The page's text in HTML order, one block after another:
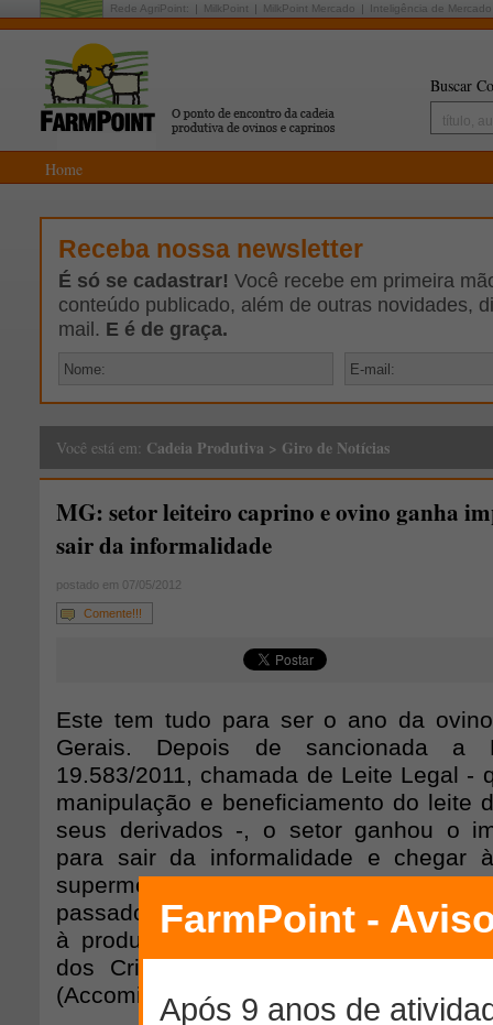
Rede AgriPoint: MilkPoint MilkPoint Mercado Inteligência de Mercado
Buscar
Home
Receba nossa newsletter
É só se cadastrar! Você recebe em primeira
conteúdo publicado, além de outras novidades,
mail. E é de graça.
Você está em: Cadeia Produtiva > Giro de Notícias
MG: setor leiteiro caprino e ovino ganha
sair da informalidade
postado em 07/05/2012
Comente!!!
Este tem tudo para ser o ano da
Gerais. Depois de sancionada a
19.583/2011, chamada de Leite Legal -
manipulação e beneficiamento do leite
seus derivados -, o setor ganhou o
para sair da informalidade e chegar
supermercados. Em vigor desde 17
passado, a nova lei deu início a um
à produção de leite de ovelha
dos Criadores de Caprinos e Ovinos
(Accomig/Caprileite).